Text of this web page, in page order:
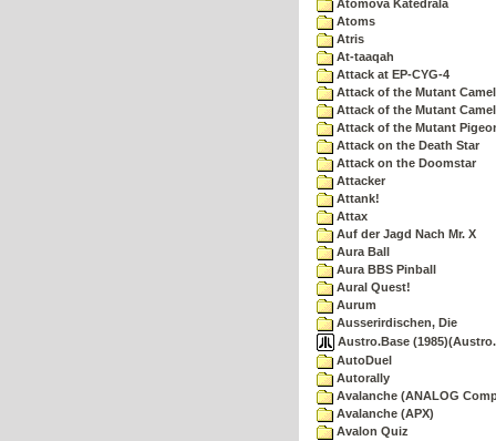
Atomova Katedrala
Atoms
Atris
At-taaqah
Attack at EP-CYG-4
Attack of the Mutant
Attack of the Mutant
Attack of the Mutant
Attack on the Death Star
Attack on the Doomstar
Attacker
Attank!
Attax
Auf der Jagd Nach Mr. X
Aura Ball
Aura BBS Pinball
Aural Quest!
Aurum
Ausserirdischen, Die
Austro.Base
AutoDuel
Autorally
Avalanche (ANALOG
Avalanche (APX)
Avalon Quiz